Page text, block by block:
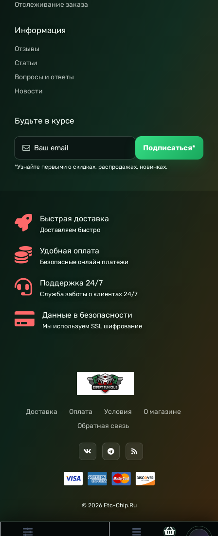
Отслеживание заказа
Информация
Отзывы
Статьи
Вопросы и ответы
Новости
Будьте в курсе
Подписаться*
*Узнайте первыми о скидках, распродажах, новинках.
Быстрая доставка
Доставляем быстро
Удобная оплата
Безопасные онлайн платежи
Поддержка 24/7
Служба заботы о клиентах 24/7
Данные в безопасности
Мы используем SSL шифрование
Доставка Оплата Условия
О магазине
Обратная связь
© 2026 Etc-Chip.Ru